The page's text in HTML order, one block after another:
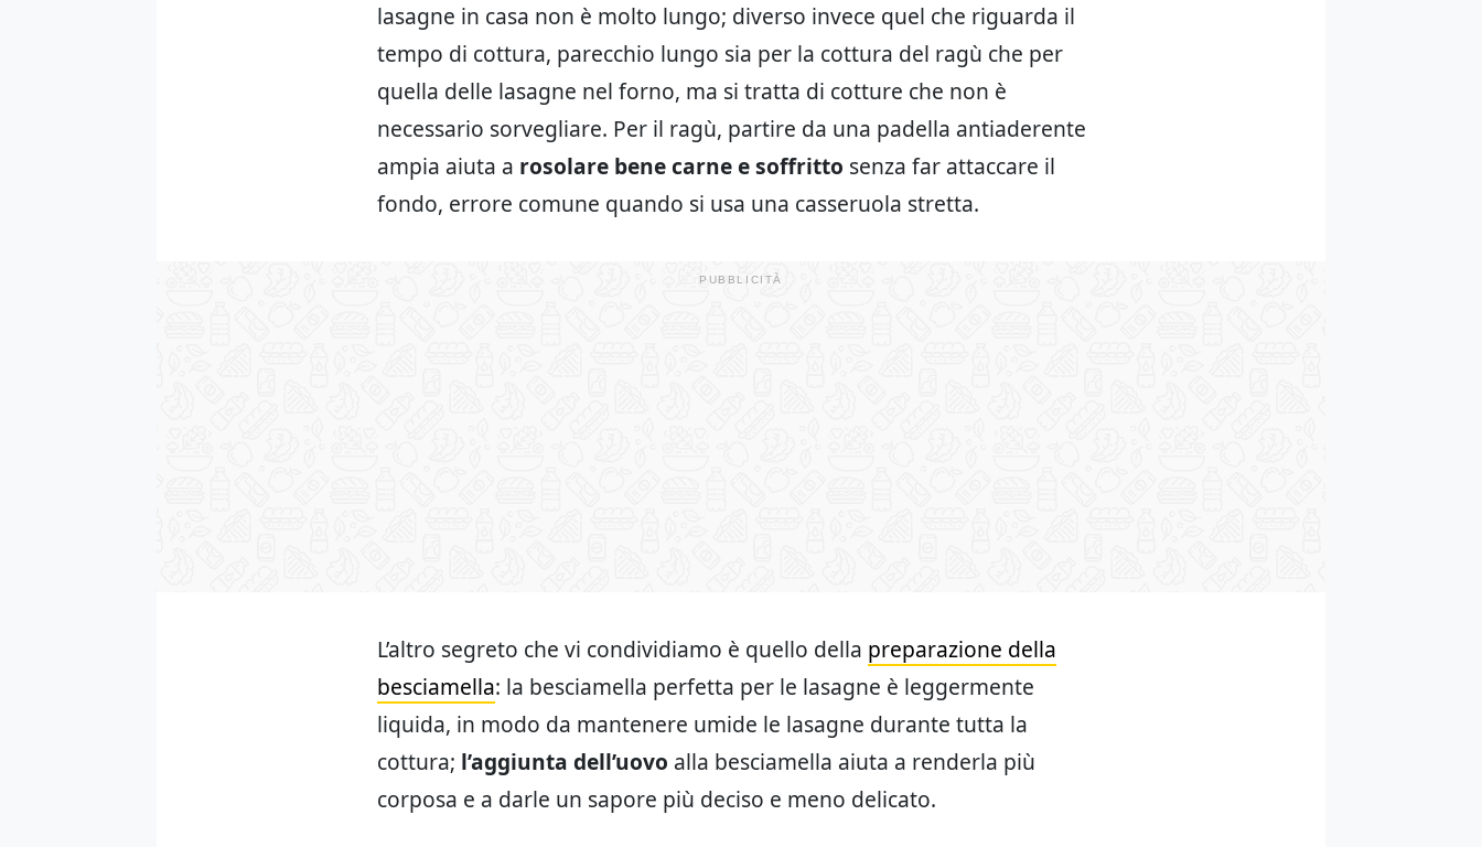
lasagne in casa non è molto lungo; diverso invece quel che riguarda il
tempo di cottura, parecchio lungo sia per la cottura del ragù che per
quella delle lasagne nel forno, ma si tratta di cotture che non è
necessario sorvegliare. Per il ragù, partire da una padella antiaderente
ampia aiuta a rosolare bene carne e soffritto senza far attaccare il
fondo, errore comune quando si usa una casseruola stretta.
L’altro segreto che vi condividiamo è quello della preparazione della
besciamella: la besciamella perfetta per le lasagne è leggermente
liquida, in modo da mantenere umide le lasagne durante tutta la
cottura; l’aggiunta dell’uovo alla besciamella aiuta a renderla più
corposa e a darle un sapore più deciso e meno delicato.